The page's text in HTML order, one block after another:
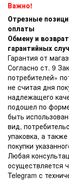
Важно!
Отрезные
оплаты
Обмену и
гарантийных
Гарантия от
Согласно ст. 9
потребителей»
не считая дня
надлежащего
подошел по
быть
вид,
упаковка, а
покупки
Любая
осуществляется
Telegram с